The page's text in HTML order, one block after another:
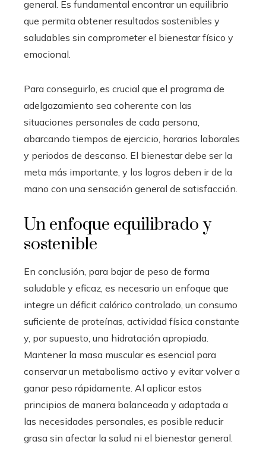
general. Es fundamental encontrar un equilibrio
que permita obtener resultados sostenibles y
saludables sin comprometer el bienestar físico y
emocional.
Para conseguirlo, es crucial que el programa de
adelgazamiento sea coherente con las
situaciones personales de cada persona,
abarcando tiempos de ejercicio, horarios laborales
y periodos de descanso. El bienestar debe ser la
meta más importante, y los logros deben ir de la
mano con una sensación general de satisfacción.
Un enfoque equilibrado y
sostenible
En conclusión, para bajar de peso de forma
saludable y eficaz, es necesario un enfoque que
integre un déficit calórico controlado, un consumo
suficiente de proteínas, actividad física constante
y, por supuesto, una hidratación apropiada.
Mantener la masa muscular es esencial para
conservar un metabolismo activo y evitar volver a
ganar peso rápidamente. Al aplicar estos
principios de manera balanceada y adaptada a
las necesidades personales, es posible reducir
grasa sin afectar la salud ni el bienestar general.